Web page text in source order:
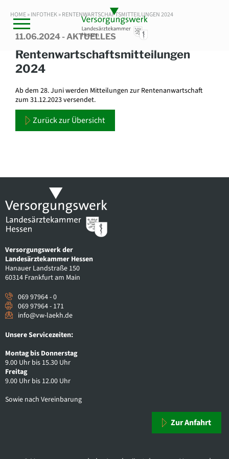
HOME »INFOTHEK» RENTENWARTSCHAFTSMITTEILUNGEN 2024
11.06.2024 - AKTUELLES
Rentenwartschaftsmitteilungen
2024
Ab dem 28. Juni werden Mitteilungen zur Rentenanwartschaft
zum 31.12.2023 versendet.
Zurück zur Übersicht
Versorgungswerk der
Landesärztekammer Hessen
Hanauer Landstraße 150
60314 Frankfurt am Main
069 97964 - 0
069 97964 - 171
info@vw-laekh.de
Unsere Servicezeiten:
Montag bis Donnerstag
9.00 Uhr bis 15.30 Uhr
Freitag
9.00 Uhr bis 12.00 Uhr
Sowie nach Vereinbarung
Zur Anfahrt